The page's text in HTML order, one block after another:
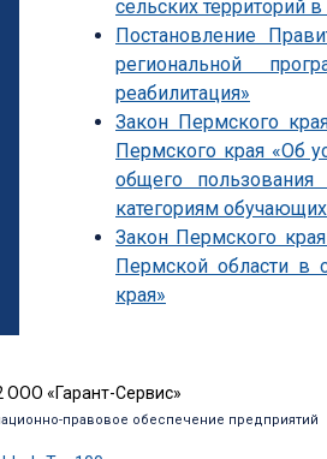
сельских территорий
Постановление
региональной
реабилитация»
Закон Пермского
Пермского края «Об
общего
категориям
Закон Пермского
Пермской области в
края»
ООО «Гарант-Сервис»
правовое обеспечение предприятий